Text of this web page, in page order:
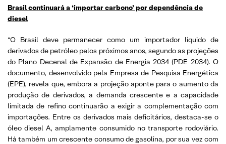
Brasil continuará a ‘importar carbono’ por dependência de
diesel
“O Brasil deve permanecer como um importador líquido de
derivados de petróleo pelos próximos anos, segundo as projeções
do Plano Decenal de Expansão de Energia 2034 (PDE 2034). O
documento, desenvolvido pela Empresa de Pesquisa Energética
(EPE), revela que, embora a projeção aponte para o aumento da
produção de derivados, a demanda crescente e a capacidade
limitada de refino continuarão a exigir a complementação com
importações. Entre os derivados mais deficitários, destaca-se o
óleo diesel A, amplamente consumido no transporte rodoviário.
Há também um crescente consumo de gasolina, por sua vez com